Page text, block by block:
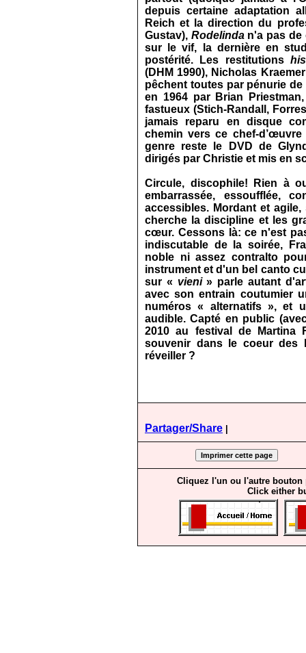
depuis certaine adaptation
Reich et la direction du
Gustav), Rodelindan'a pas de
sur le vif, la dernière en
postérité. Les restitutions
(DHM 1990), Nicholas
pêchent toutes par pénurie
en 1964 par Brian
fastueux (Stich‑Randall,
jamais reparu en disque
chemin vers ce
genre reste le DVD de
dirigés par Christie et mis en
Circule, discophile! Rien à
embarrassée, essoufflée,
accessibles. Mordant et
cherche la discipline et les
cœur. Cessons là: ce n'est
indiscutable de la soirée,
noble ni assez contralto
instrument et d'un bel canto
sur « vieni» parle autant
avec son entrain coutumier
numéros « alternatifs », et
audible. Capté en public
2010 au festival de Martina
souvenir dans le coeur des
réveiller ?
Partager/Share
Cliquez l'un ou l'autre bouton
Click either